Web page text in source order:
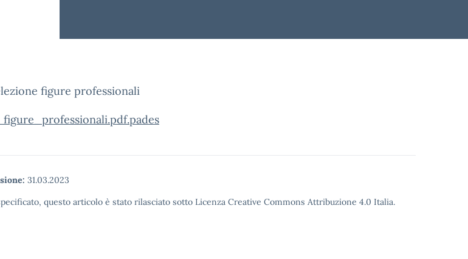
figure professionali
31.03.2023
questo articolo è stato rilasciato sotto Licenza Creative Commons Attribuzione 4.0 Italia.